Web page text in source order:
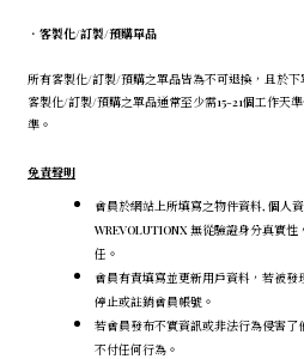
． 客製化/訂製/預購單品
所有客製化/訂製/預購之單品皆為不可退換，且於下
客製化/訂製/預購之單品通常至少需15-21個工作天
準。
免責聲明
會員於網站上所填寫之物件資料, 個人
WREVOLUTIONX 無從驗證身分真實
任。
會員有責填寫並更新用戶資料，若被
停止或註銷會員帳號。
若會員發布不實資訊或非法行為侵害
不付任何行為。